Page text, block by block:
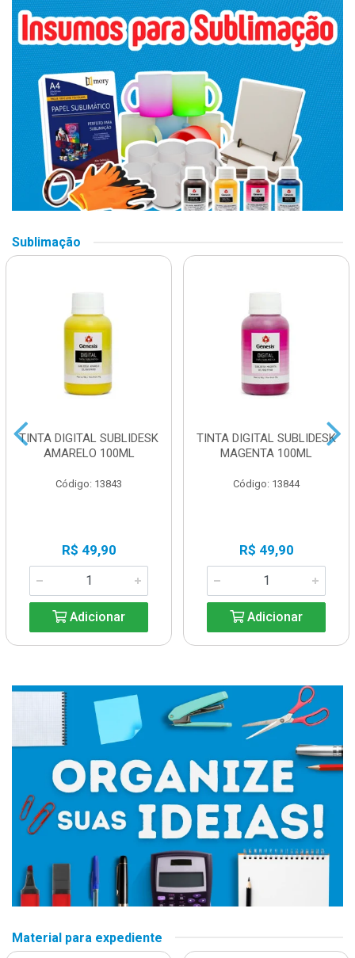
Sublimação
TINTA DIGITAL SUBLIDESK
AMARELO 100ML
Código: 13843
R$ 49,90
Adicionar
TINTA DIGITAL SUBLIDESK
MAGENTA 100ML
Código: 13844
R$ 49,90
Adicionar
Material para expediente